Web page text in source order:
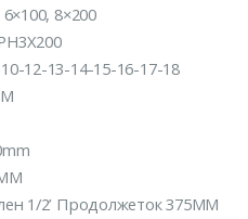
8×200
12-13-14-15-16-17-18
1/2’ Продолжеток 375MM